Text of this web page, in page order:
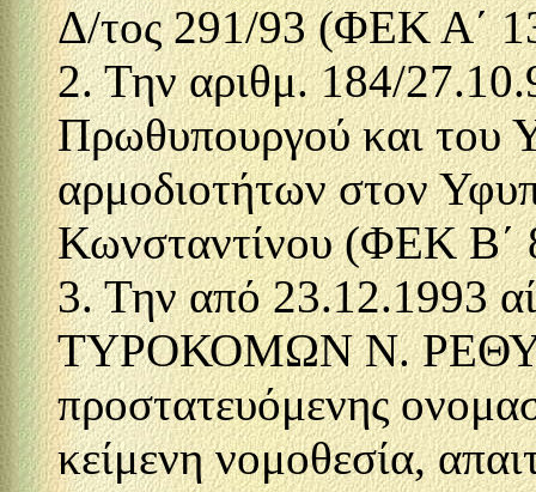
Δ/τος 291/93 (ΦΕΚ Α΄
2. Την αριθμ. 184/
Πρωθυπουργού και του
αρμοδιοτήτων στον
Κωνσταντίνου (ΦΕΚ Β΄
3. Την από 23.12.1993
ΤΥΡΟΚΟΜΩΝ Ν.
προστατευόμενης
κείμενη νομοθεσία,